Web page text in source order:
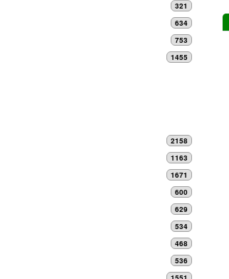
321
634
753
1455
2158
1163
1671
600
629
534
468
536